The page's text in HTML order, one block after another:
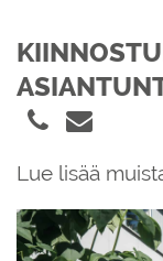
Lue lisää